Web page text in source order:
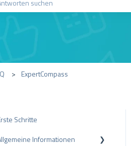
ExpertCompass
Schritte
Informationen